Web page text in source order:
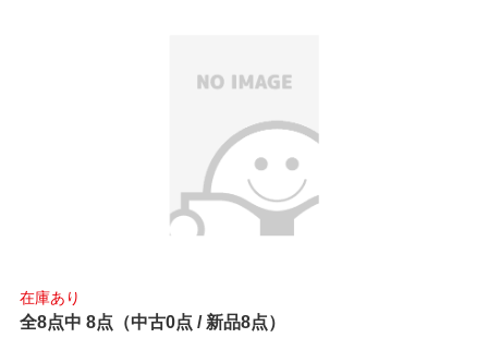
在庫あり
全8点中 8点（中古0点 / 新品8点）